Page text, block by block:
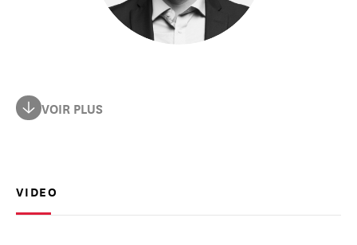
De 2020 à 2024, Thomas Dermine a exercé les fonctions
de Secrétaire d’État en charge de la Politique
centrale de Tervuren, le plus important musée d'origine
VOIR PLUS
VIDEO